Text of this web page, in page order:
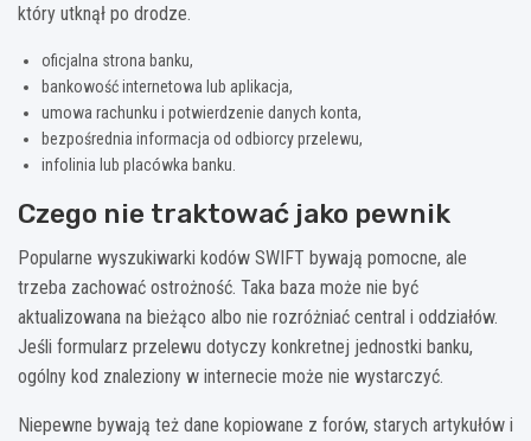
który utknął po drodze.
oficjalna strona banku,
bankowość internetowa lub aplikacja,
umowa rachunku i potwierdzenie danych konta,
bezpośrednia informacja od odbiorcy przelewu,
infolinia lub placówka banku.
Czego nie traktować jako pewnik
Popularne wyszukiwarki kodów SWIFT bywają pomocne, ale
trzeba zachować ostrożność. Taka baza może nie być
aktualizowana na bieżąco albo nie rozróżniać central i oddziałów.
Jeśli formularz przelewu dotyczy konkretnej jednostki banku,
ogólny kod znaleziony w internecie może nie wystarczyć.
Niepewne bywają też dane kopiowane z forów, starych artykułów i